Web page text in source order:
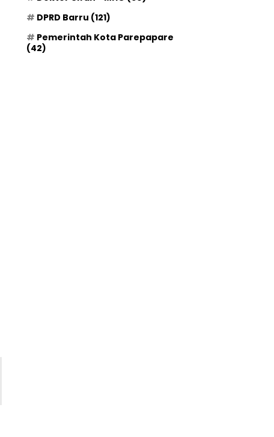
DPRD Barru (121)
Pemerintah Kota Parepapare
(42)